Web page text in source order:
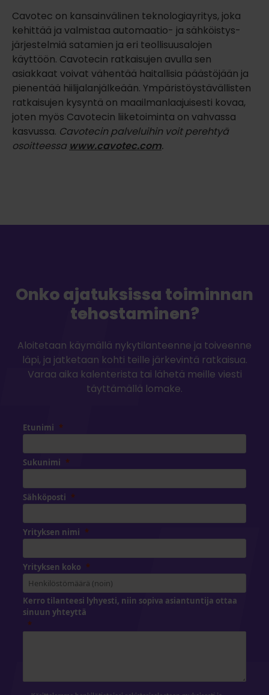
Cavotec on kansainvälinen teknologiayritys, joka
kehittää ja valmistaa automaatio- ja sähköistys­
järjestelmiä satamien ja eri teollisuusalojen
käyttöön. Cavotecin ratkaisujen avulla sen
asiakkaat voivat vähentää haitallisia päästöjään ja
pienentää hiili­jalanjälkeään. Ympäristö­ystävällisten
ratkaisujen kysyntä on maailman­laajuisesti kovaa,
joten myös Cavotecin liike­toiminta on vahvassa
kasvussa. Cavotecin palveluihin voit perehtyä
osoitteessa www.cavotec.com.
Onko ajatuksissa toiminnan
tehostaminen?
Aloitetaan käymällä nykytilanteenne ja toiveenne
läpi, ja jatketaan kohti teille järkevintä ratkaisua.
Varaa aika kalenterista tai lähetä meille viesti
täyttämällä lomake.
Etunimi
Sukunimi
Sähköposti
Yrityksen nimi
Yrityksen koko
Kerro tilanteesi lyhyesti, niin sopiva asiantuntija ottaa
sinuun yhteyttä